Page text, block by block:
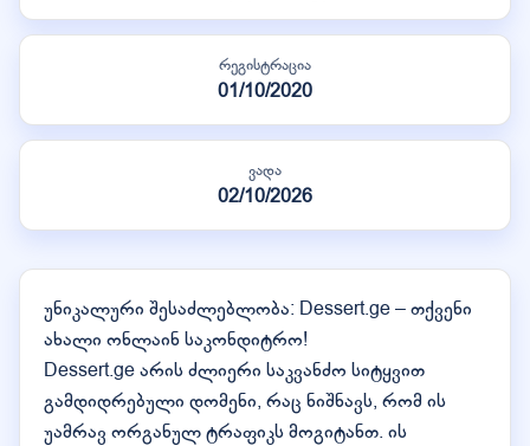
რეგისტრაცია
01/10/2020
ვადა
02/10/2026
უნიკალური შესაძლებლობა: Dessert.ge – თქვენი
ახალი ონლაინ საკონდიტრო!
Dessert.ge არის ძლიერი საკვანძო სიტყვით
გამდიდრებული დომენი, რაც ნიშნავს, რომ ის
უამრავ ორგანულ ტრაფიკს მოგიტანთ. ის